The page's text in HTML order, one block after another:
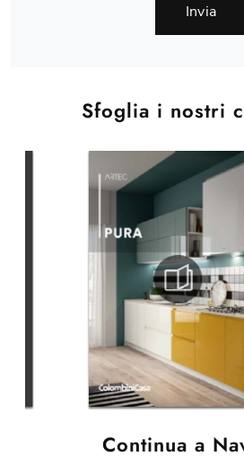
Sfoglia i nostri
Continua a
Invia